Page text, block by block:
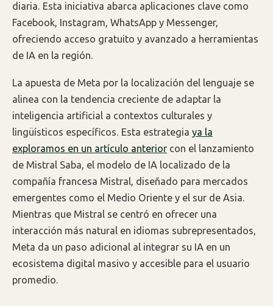
diaria. Esta iniciativa abarca aplicaciones clave como
Facebook, Instagram, WhatsApp y Messenger,
ofreciendo acceso gratuito y avanzado a herramientas
de IA en la región.
La apuesta de Meta por la localización del lenguaje se
alinea con la tendencia creciente de adaptar la
inteligencia artificial a contextos culturales y
lingüísticos específicos. Esta estrategia ya la
exploramos en un artículo anterior con el lanzamiento
de Mistral Saba, el modelo de IA localizado de la
compañía francesa Mistral, diseñado para mercados
emergentes como el Medio Oriente y el sur de Asia.
Mientras que Mistral se centró en ofrecer una
interacción más natural en idiomas subrepresentados,
Meta da un paso adicional al integrar su IA en un
ecosistema digital masivo y accesible para el usuario
promedio.